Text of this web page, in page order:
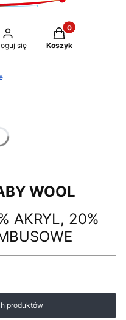
się
Produkty w
Koszyk
WOOL
AKRYL, 20%
produktów